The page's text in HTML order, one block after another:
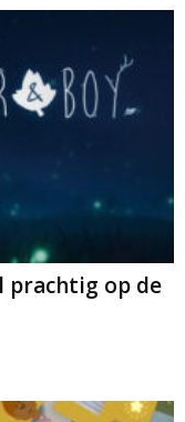
prachtig op de